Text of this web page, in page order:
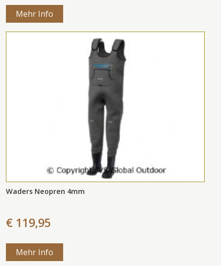
Mehr Info
Waders Neopren 4mm
€ 119,95
Mehr Info